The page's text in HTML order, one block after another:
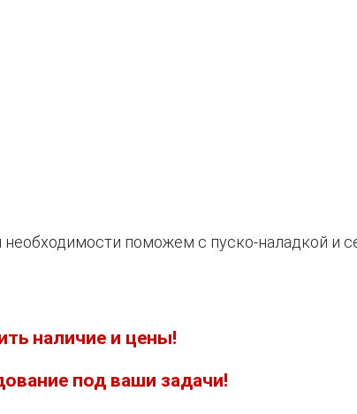
поможем с пуско-наладкой и
наличие и цены!
под ваши задачи!